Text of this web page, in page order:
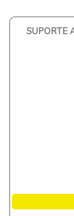
SUPORTE